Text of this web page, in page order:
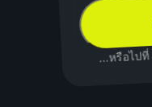
...หรือไปที่